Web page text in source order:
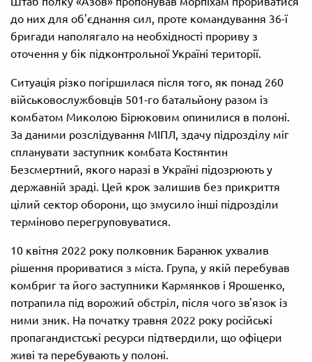
до них для об'єднання сил, проте командування 36-ї
бригади наполягало на необхідності прориву з
оточення у бік підконтрольної Україні території.
Ситуація різко погіршилася після того, як понад 260
військовослужбовців 501-го батальйону разом із
комбатом Миколою Бірюковим опинилися в полоні.
За даними розслідування МІПЛ, здачу підрозділу міг
спланувати заступник комбата Костянтин
Безсмертний, якого наразі в Україні підозрюють у
державній зраді. Цей крок залишив без прикриття
цілий сектор оборони, що змусило інші підрозділи
терміново перегруповуватися.
10 квітня 2022 року полковник Баранюк ухвалив
рішення прориватися з міста. Група, у якій перебував
комбриг та його заступники Кармянков і Ярошенко,
потрапила під ворожий обстріл, після чого зв'язок із
ними зник. На початку травня 2022 року російські
пропагандистські ресурси підтвердили, що офіцери
живі та перебувають у полоні.